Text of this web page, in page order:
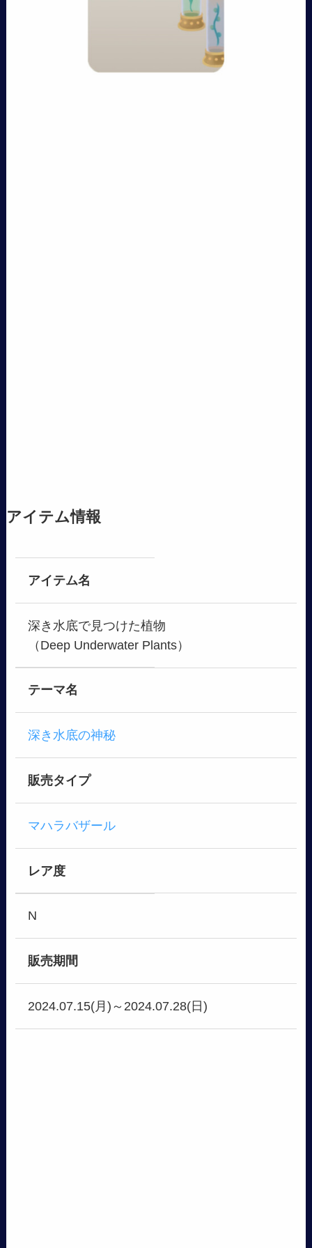
アイテム情報
アイテム名
深き水底で見つけた植物
（Deep Underwater Plants）
テーマ名
深き水底の神秘
販売タイプ
マハラバザール
レア度
N
販売期間
2024.07.15(月)～2024.07.28(日)